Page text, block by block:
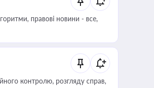
правові новини - все,
контролю, розгляду справ,